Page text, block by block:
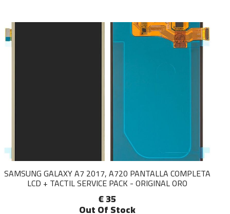
SAMSUNG GALAXY A7 2017, A720 PANTALLA COMPLETA
LCD + TACTIL SERVICE PACK - ORIGINAL ORO
€ 35
Out Of Stock